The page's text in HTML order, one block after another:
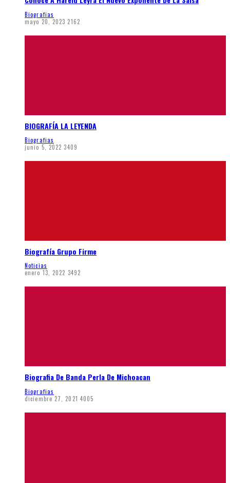
Biografias
mayo 20, 2023 2162
BIOGRAFÍA LA LEYENDA
Biografias
junio 5, 2022 3409
Biografía Grupo Firme
Noticias
enero 13, 2022 3492
Biografia De Banda Perla De Michoacan
Biografias
diciembre 27, 2021 4005